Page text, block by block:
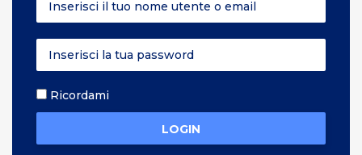
Ricordami
LOGIN